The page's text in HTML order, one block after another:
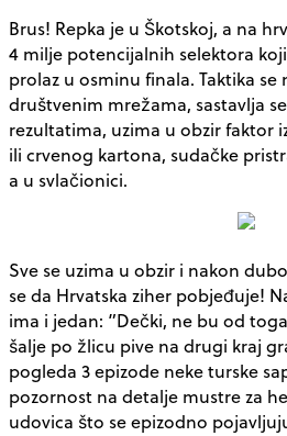
Brus! Repka je u Škotskoj, a na
4 milje potencijalnih selektora
prolaz u osminu finala. Taktika se
društvenim mrežama, sastavlja
rezultatima, uzima u obzir faktor
ili crvenog kartona, sudačke
a u svlačionici.
Sve se uzima u obzir i nakon
se da Hrvatska ziher pobjeđuje!
ima i jedan: ”Dečki, ne bu od
šalje po žlicu pive na drugi kraj
pogleda 3 epizode neke turske
pozornost na detalje mustre za
udovica što se epizodno